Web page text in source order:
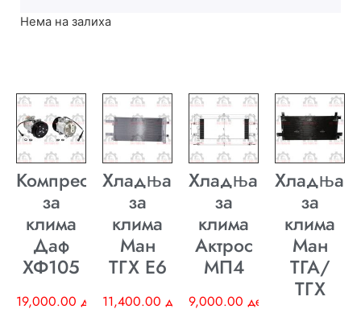
Нема на залиха
Компресор
за
клима
Даф
ХФ105
19,000.00 ден
Хладњак
за
клима
Ман
ТГХ E6
11,400.00 ден
Хладњак
за
клима
Актрос
МП4
9,000.00 ден
Хладњак
за
клима
Ман
ТГА/
ТГХ